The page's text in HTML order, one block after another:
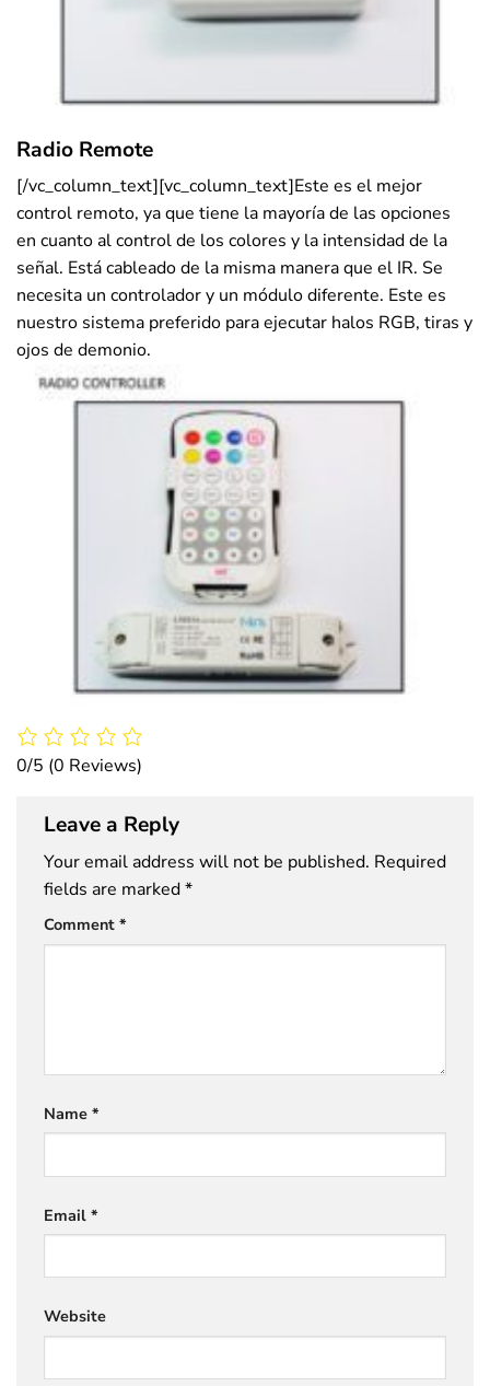
Radio Remote
[/vc_column_text][vc_column_text]Este es el mejor
control remoto, ya que tiene la mayoría de las opciones
en cuanto al control de los colores y la intensidad de la
señal. Está cableado de la misma manera que el IR. Se
necesita un controlador y un módulo diferente. Este es
nuestro sistema preferido para ejecutar halos RGB, tiras y
ojos de demonio.
0/5 (0 Reviews)
Leave a Reply
Your email address will not be published. Required
fields are marked*
Comment *
Name *
Email *
Website